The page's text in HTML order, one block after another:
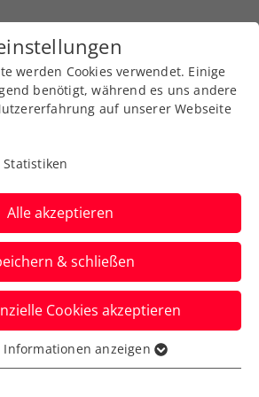
Open: Musetti
mit Sieg über
im Viertelfinale
die Nummer eins des
Wien.
/ Redaktion, 26.10.2024
werden Cookies verwendet. Einige
benötigt, während es uns andere
auf unserer Webseite
Statistiken
Alle akzeptieren
& schließen
Cookies akzeptieren
werden für grundlegende
Informationen anzeigen